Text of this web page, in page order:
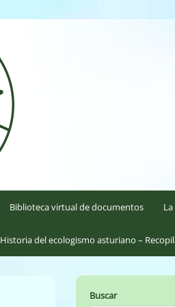
Biblioteca virtual de documentos
Historia del ecologismo asturiano –
Buscar